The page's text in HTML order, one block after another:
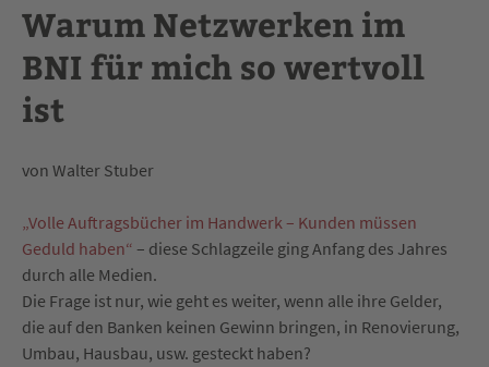
Warum Netzwerken im
BNI für mich so wertvoll
ist
von Walter Stuber
„Volle Auftragsbücher im Handwerk – Kunden müssen
Geduld haben“ – diese Schlagzeile ging Anfang des Jahres
durch alle Medien.
Die Frage ist nur, wie geht es weiter, wenn alle ihre Gelder,
die auf den Banken keinen Gewinn bringen, in Renovierung,
Umbau, Hausbau, usw. gesteckt haben?